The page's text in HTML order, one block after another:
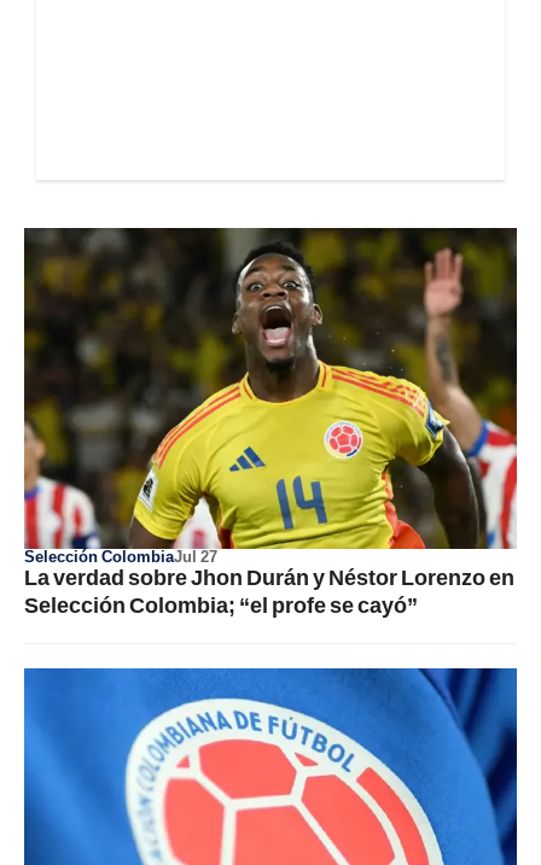
Selección ColombiaJul 27
La verdad sobre Jhon Durán y Néstor Lorenzo en
Selección Colombia; “el profe se cayó”